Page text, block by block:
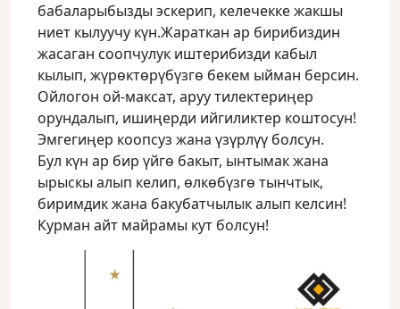
бабаларыбызды эскерип, келечекке жакшы
ниет кылуучу күн.Жараткан ар бирибиздин
жасаган соопчулук иштерибизди кабыл
кылып, жүрөктөрүбүзгө бекем ыйман берсин.
Ойлогон ой-максат, аруу тилектериңер
орундалып, ишиңерди ийгиликтер коштосун!
Эмгегиңер коопсуз жана үзүрлүү болсун.
Бул күн ар бир үйгө бакыт, ынтымак жана
ырыскы алып келип, өлкөбүзгө тынчтык,
биримдик жана бакубатчылык алып келсин!
Курман айт майрамы кут болсун!